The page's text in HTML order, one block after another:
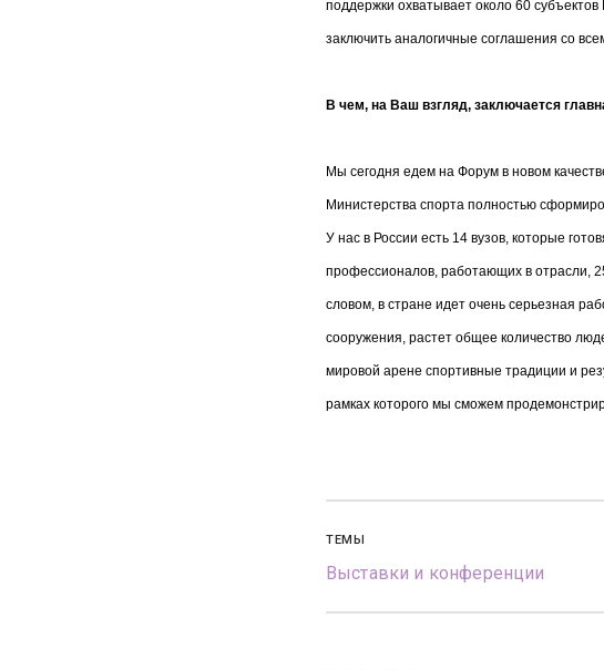
поддержки охватывает около 60
заключить аналогичные соглашения со
В чем, на Ваш взгляд, заключается
Мы сегодня едем на Форум в новом
Министерства спорта полностью
У нас в России есть 14 вузов, которые
профессионалов, работающих в отрасли,
словом, в стране идет очень серьезная
сооружения, растет общее количество
мировой арене спортивные традиции и
рамках которого мы сможем
ТЕМЫ
Выставки и конференции